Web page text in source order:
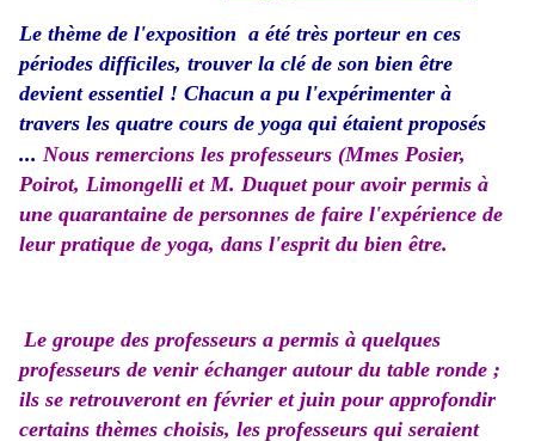
Le thème de l'exposition a été très porteur en ces
périodes difficiles, trouver la clé de son bien être
devient essentiel ! Chacun a pu l'expérimenter à
travers les quatre cours de yoga qui étaient proposés
... Nous remercions les professeurs (Mmes Posier,
Poirot, Limongelli et M. Duquet pour avoir permis à
une quarantaine de personnes de faire l'expérience de
leur pratique de yoga, dans l'esprit du bien être.
Le groupe des professeurs a permis à quelques
professeurs de venir échanger autour du table ronde ;
ils se retrouveront en février et juin pour approfondir
certains thèmes choisis, les professeurs qui seraient